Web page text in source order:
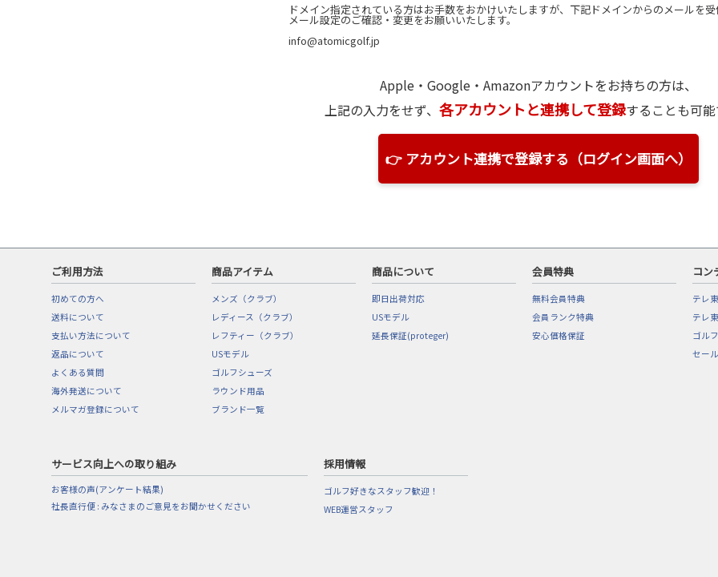
ドメイン指定されている方はお手数をおかけいたしますが、下記ドメインからのメールを受
メール設定のご確認・変更をお願いいたします。
info@atomicgolf.jp
Apple・Google・Amazonアカウントをお持ちの方は、
上記の入力をせず、 各アカウントと連携して登録することも可能
👉 アカウント連携で登録する（ログイン画面へ）
ご利用方法
初めての方へ
送料について
支払い方法について
返品について
よくある質問
海外発送について
メルマガ登録について
商品アイテム
メンズ（クラブ）
レディース（クラブ）
レフティー（クラブ）
USモデル
ゴルフシューズ
ラウンド用品
ブランド一覧
商品について
即日出荷対応
USモデル
延長保証(proteger)
会員特典
無料会員特典
会員ランク特典
安心価格保証
コン
テレ
テレ
ゴル
セー
サービス向上への取り組み
お客様の声(アンケート結果)
社長直行便 : みなさまのご意見をお聞かせください
採用情報
ゴルフ好きなスタッフ歓迎！
WEB運営スタッフ